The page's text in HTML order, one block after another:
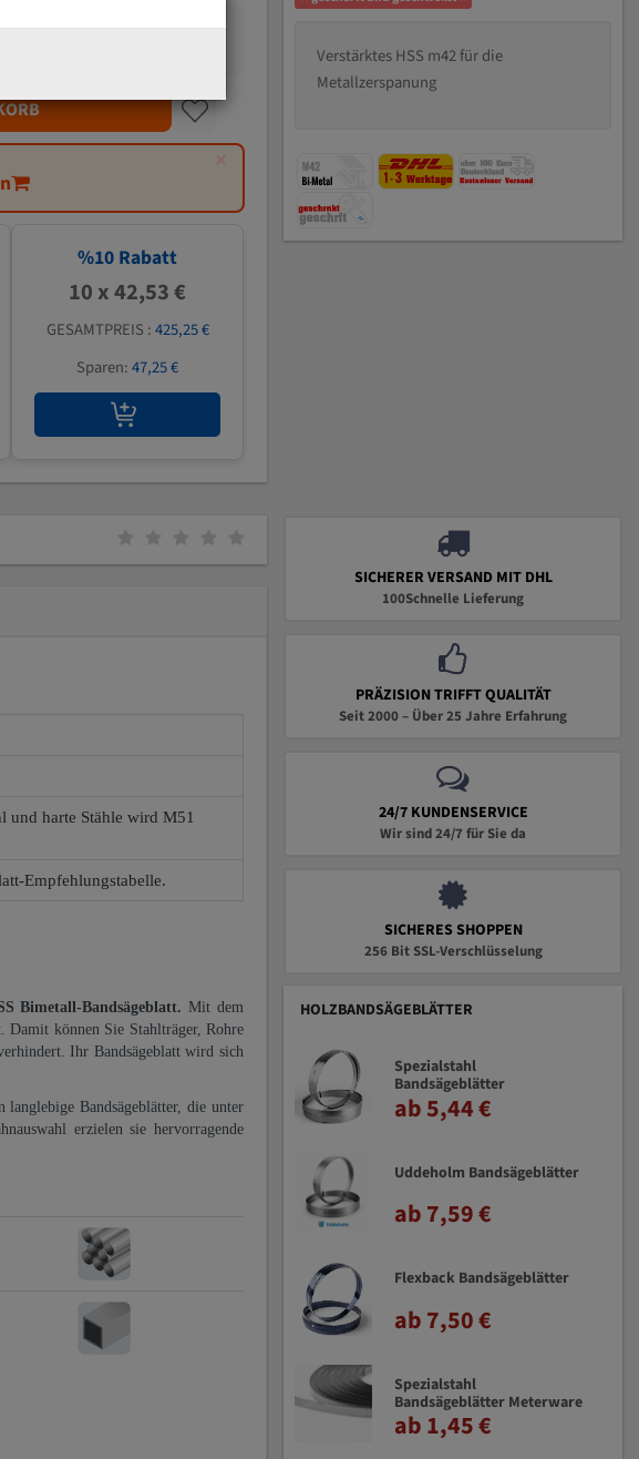
×
%10 Rabatt
10 x 42,53 €
GESAMTPREIS :425,25 €
Sparen:47,25 €
Verstärktes HSS m42 für die
Metallzerspanung
und harte Stähle wird M51
Empfehlungstabelle.
Bimetall-Bandsägeblatt. Mit dem
Damit können Sie Stahlträger, Rohre
Ihr Bandsägeblatt wird sich
Bandsägeblätter, die unter
erzielen sie hervorragende
SICHERER VERSAND MIT DHL
100Schnelle Lieferung
PRÄZISION TRIFFT QUALITÄT
Seit 2000 – Über 25 Jahre Erfahrung
24/7 KUNDENSERVICE
Wir sind 24/7 für Sie da
SICHERES SHOPPEN
256 Bit SSL-Verschlüsselung
HOLZBANDSÄGEBLÄTTER
Spezialstahl
Bandsägeblätter
ab 5,44 €
Uddeholm Bandsägeblätter
ab 7,59 €
Flexback Bandsägeblätter
ab 7,50 €
Spezialstahl
Bandsägeblätter Meterware
ab 1,45 €